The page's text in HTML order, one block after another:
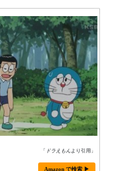
「 ドラえもん より引用」
Amazon で検索 ▶